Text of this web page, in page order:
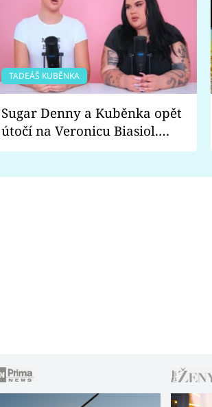
TADEÁŠ KUBĚNKA
Sugar Denny a Kuběnka opět
útočí na Veronicu Biasiol.
Proč je podle nich falešná a